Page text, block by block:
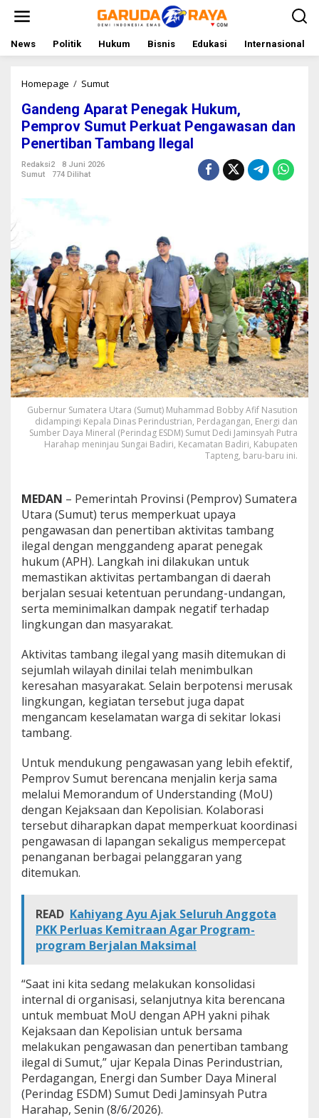
t
News Politik Hukum Bisnis Edukasi Internasional
Homepage / Sumut
n
d
e
n
P
e
n
g
a
k
H
u
k
u
m
,
P
e
m
v
S
u
m
u
t
e
r
k
u
P
e
n
g
a
w
a
n
d
a
n
P
e
n
b
a
n
T
m
b
a
n
g
I
l
g
a
l
Gandeng Aparat Penegak Hukum,
Pemprov Sumut Perkuat Pengawasan dan
Penertiban Tambang Ilegal
Redaksi2
8 Juni 2026
Sumut
774 Dilihat
Gubernur Sumatera Utara (Sumut) Muhammad Bobby Afif Nasution
didampingi Kepala Dinas Perindustrian, Perdagangan, Energi dan
Sumber Daya Mineral (Perindag ESDM) Sumut Dedi Jaminsyah Putra
Harahap meninjau Sungai Badiri, Kecamatan Badiri, Kabupaten
Tapteng, baru-baru ini.
MEDAN – Pemerintah Provinsi (Pemprov) Sumatera
Utara (Sumut) terus memperkuat upaya
pengawasan dan penertiban aktivitas tambang
ilegal dengan menggandeng aparat penegak
hukum (APH). Langkah ini dilakukan untuk
memastikan aktivitas pertambangan di daerah
berjalan sesuai ketentuan perundang-undangan,
serta meminimalkan dampak negatif terhadap
lingkungan dan masyarakat.
Aktivitas tambang ilegal yang masih ditemukan di
sejumlah wilayah dinilai telah menimbulkan
keresahan masyarakat. Selain berpotensi merusak
lingkungan, kegiatan tersebut juga dapat
mengancam keselamatan warga di sekitar lokasi
tambang.
Untuk mendukung pengawasan yang lebih efektif,
Pemprov Sumut berencana menjalin kerja sama
melalui Memorandum of Understanding (MoU)
dengan Kejaksaan dan Kepolisian. Kolaborasi
tersebut diharapkan dapat memperkuat koordinasi
pengawasan di lapangan sekaligus mempercepat
penanganan berbagai pelanggaran yang
ditemukan.
READ Kahiyang Ayu Ajak Seluruh Anggota
PKK Perluas Kemitraan Agar Program-
program Berjalan Maksimal
“Saat ini kita sedang melakukan konsolidasi
internal di organisasi, selanjutnya kita berencana
untuk membuat MoU dengan APH yakni pihak
Kejaksaan dan Kepolisian untuk bersama
melakukan pengawasan dan penertiban tambang
ilegal di Sumut,” ujar Kepala Dinas Perindustrian,
Perdagangan, Energi dan Sumber Daya Mineral
(Perindag ESDM) Sumut Dedi Jaminsyah Putra
Harahap, Senin (8/6/2026).